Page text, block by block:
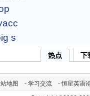
s
热点 下
地图 - 学习交流 -恒星英语